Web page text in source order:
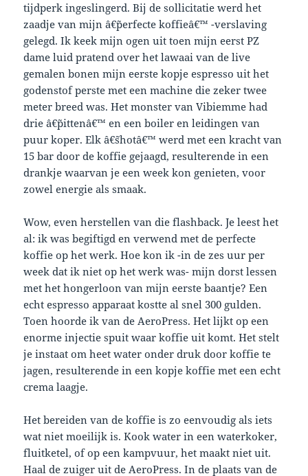
tijdperk ingeslingerd. Bij de sollicitatie werd het
zaadje van mijn â€˜perfecte koffieâ€™ -verslaving
gelegd. Ik keek mijn ogen uit toen mijn eerst PZ
dame luid pratend over het lawaai van de live
gemalen bonen mijn eerste kopje espresso uit het
godenstof perste met een machine die zeker twee
meter breed was. Het monster van Vibiemme had
drie â€˜pittenâ€™ en een boiler en leidingen van
puur koper. Elk â€˜shotâ€™ werd met een kracht van
15 bar door de koffie gejaagd, resulterende in een
drankje waarvan je een week kon genieten, voor
zowel energie als smaak.
Wow, even herstellen van die flashback. Je leest het
al: ik was begiftigd en verwend met de perfecte
koffie op het werk. Hoe kon ik -in de zes uur per
week dat ik niet op het werk was- mijn dorst lessen
met het hongerloon van mijn eerste baantje? Een
echt espresso apparaat kostte al snel 300 gulden.
Toen hoorde ik van de AeroPress. Het lijkt op een
enorme injectie spuit waar koffie uit komt. Het stelt
je instaat om heet water onder druk door koffie te
jagen, resulterende in een kopje koffie met een echt
crema laagje.
Het bereiden van de koffie is zo eenvoudig als iets
wat niet moeilijk is. Kook water in een waterkoker,
fluitketel, of op een kampvuur, het maakt niet uit.
Haal de zuiger uit de AeroPress. In de plaats van de